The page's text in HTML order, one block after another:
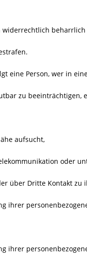
widerrechtlich
eine Person, wer in
zu beeinträchtigen,
aufsucht,
oder
über Dritte Kontakt zu
ihrer
ihrer